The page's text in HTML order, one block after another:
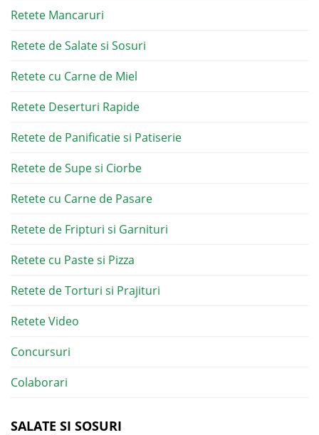
Retete Mancaruri
Retete de Salate si Sosuri
Retete cu Carne de Miel
Retete Deserturi Rapide
Retete de Panificatie si Patiserie
Retete de Supe si Ciorbe
Retete cu Carne de Pasare
Retete de Fripturi si Garnituri
Retete cu Paste si Pizza
Retete de Torturi si Prajituri
Retete Video
Concursuri
Colaborari
SALATE SI SOSURI